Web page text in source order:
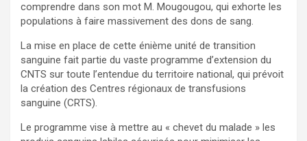
comprendre dans son mot M. Mougougou, qui exhorte les
populations à faire massivement des dons de sang.
La mise en place de cette énième unité de transition
sanguine fait partie du vaste programme d’extension du
CNTS sur toute l’entendue du territoire national, qui prévoit
la création des Centres régionaux de transfusions
sanguine (CRTS).
Le programme vise à mettre au « chevet du malade » les